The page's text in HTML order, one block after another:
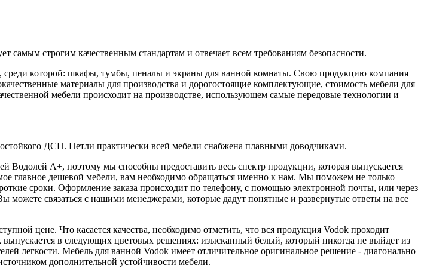
самым строгим качественным стандартам и отвечает всем требованиям безопасности.
которой: шкафы, тумбы, пеналы и экраны для ванной комнаты. Свою продукцию компания
материалы для производства и дорогостоящие комплектующие, стоимость мебели для
мебели происходит на производстве, использующем самые передовые технологии и
ДСП. Петли практически всей мебели снабжена плавными доводчиками.
Водолей А+, поэтому мы способны предоставить весь спектр продукции, которая выпускается
главное дешевой мебели, вам необходимо обращаться именно к нам. Мы поможем не только
сроки. Оформление заказа происходит по телефону, с помощью электронной почты, или через
связаться с нашими менеджерами, которые дадут понятные и развернутые ответы на все
цене. Что касается качества, необходимо отметить, что вся продукция Vodok проходит
в следующих цветовых решениях: изысканный белый, который никогда не выйдет из
легкости. Мебель для ванной Vodok имеет отличительное оригинальное решение - диагонально
дополнительной устойчивости мебели.